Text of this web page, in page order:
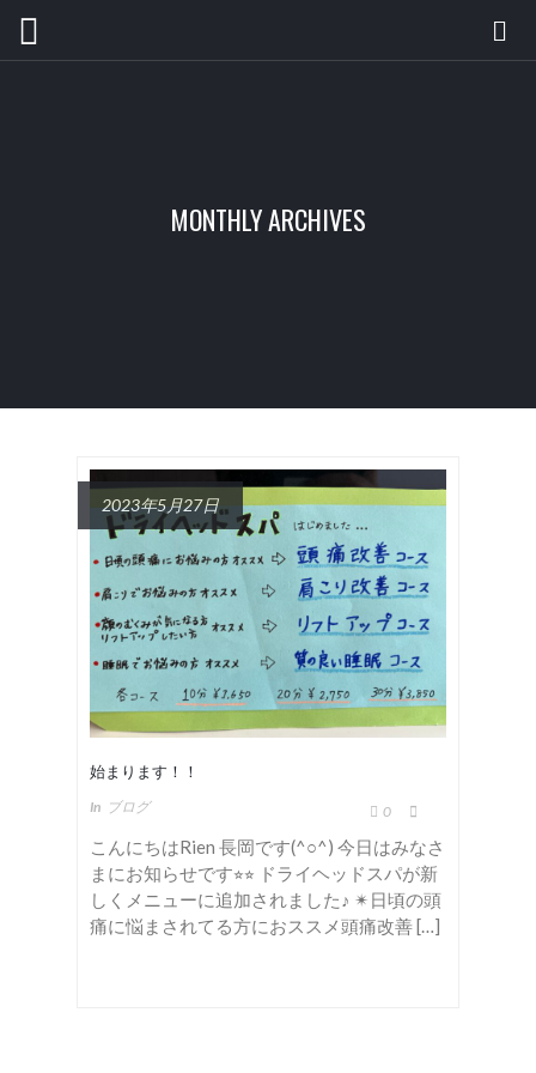
MONTHLY ARCHIVES
2023年5月27日
始まります！！
In ブログ 0
こんにちはRien 長岡です(^○^) 今日はみなさ
まにお知らせです⭐︎⭐︎ ドライヘッドスパが新
しくメニューに追加されました♪ ✴︎日頃の頭
痛に悩まされてる方におススメ頭痛改善 […]